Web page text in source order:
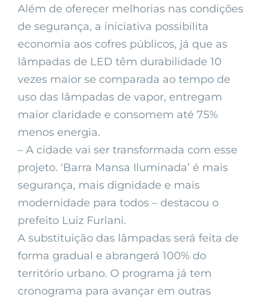
Além de oferecer melhorias nas condições
de segurança, a iniciativa possibilita
economia aos cofres públicos, já que as
lâmpadas de LED têm durabilidade 10
vezes maior se comparada ao tempo de
uso das lâmpadas de vapor, entregam
maior claridade e consomem até 75%
menos energia.
– A cidade vai ser transformada com esse
projeto. ‘Barra Mansa Iluminada’ é mais
segurança, mais dignidade e mais
modernidade para todos – destacou o
prefeito Luiz Furlani.
A substituição das lâmpadas será feita de
forma gradual e abrangerá 100% do
território urbano. O programa já tem
cronograma para avançar em outras